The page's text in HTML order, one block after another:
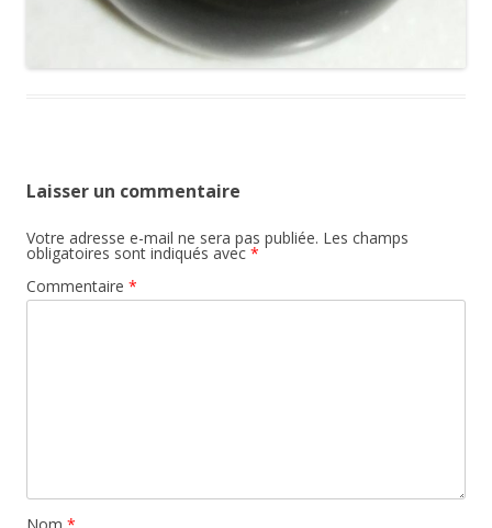
Laisser un commentaire
Votre adresse e-mail ne sera pas publiée. Les champs
obligatoires sont indiqués avec *
Commentaire *